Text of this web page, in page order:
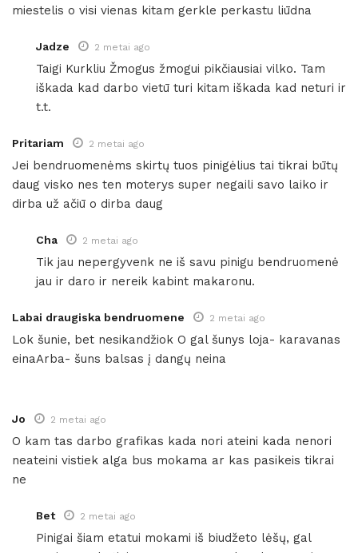
miestelis o visi vienas kitam gerkle perkastu liūdna
Jadze 2 metai ago
Taigi Kurkliu Žmogus žmogui pikčiausiai vilko. Tam
iškada kad darbo vietū turi kitam iškada kad neturi ir
t.t.
Pritariam 2 metai ago
Jei bendruomenėms skirtų tuos pinigėlius tai tikrai būtų
daug visko nes ten moterys super negaili savo laiko ir
dirba už ačiū o dirba daug
Cha 2 metai ago
Tik jau nepergyvenk ne iš savu pinigu bendruomenė
jau ir daro ir nereik kabint makaronu.
Labai draugiska bendruomene 2 metai ago
Lok šunie, bet nesikandžiok O gal šunys loja- karavanas
einaArba- šuns balsas į dangų neina
Jo 2 metai ago
O kam tas darbo grafikas kada nori ateini kada nenori
neateini vistiek alga bus mokama ar kas pasikeis tikrai
ne
Bet 2 metai ago
Pinigai šiam etatui mokami iš biudžeto lėšų, gal